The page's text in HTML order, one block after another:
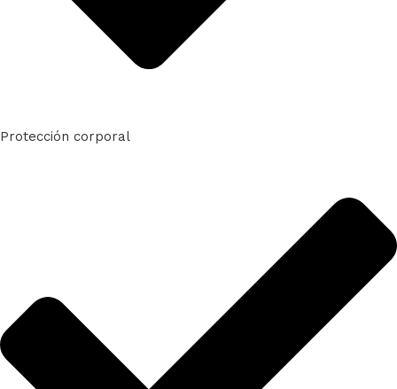
Protección corporal